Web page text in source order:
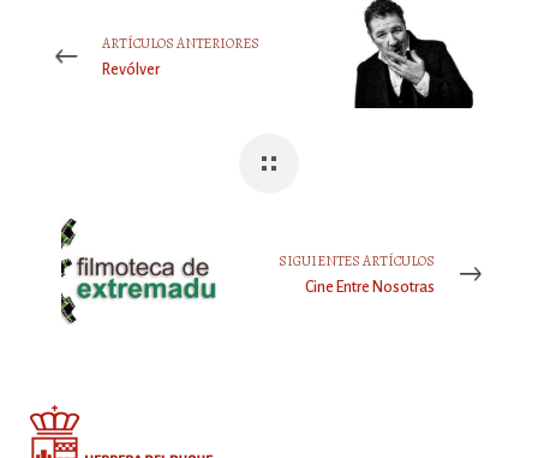
ARTÍCULOS ANTERIORES
Revólver
SIGUIENTES ARTÍCULOS
Cine Entre Nosotras